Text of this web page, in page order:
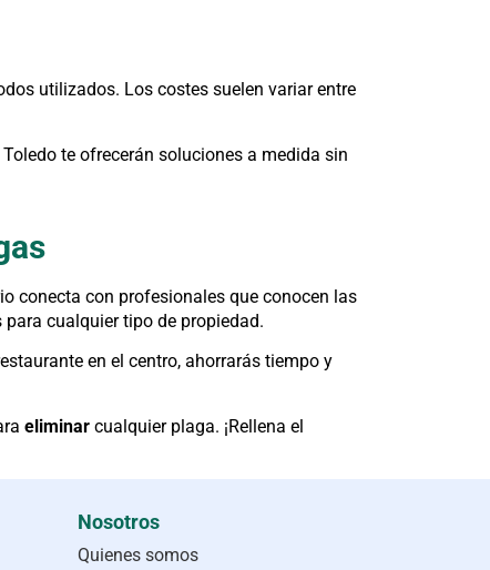
utilizados. Los costes suelen variar entre
Toledo te ofrecerán soluciones a medida sin
conecta con profesionales que conocen las
cualquier tipo de propiedad.
en el centro, ahorrarás tiempo y
eliminar cualquier plaga. ¡Rellena el
Nosotros
Quienes somos